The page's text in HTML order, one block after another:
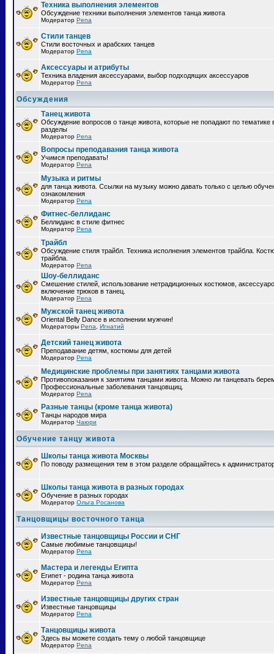
Техника выполнения элементов
Обсуждение техники выполнения элементов танца живота
Модератор Pena
Стили танцев
Стили восточных и арабских танцев
Модератор Pena
Аксессуары и атрибуты
Техника владения аксессуарами, выбор подходящих аксессуаров
Модератор Pena
Обсуждения
Танец живота
Обсуждение вопросов о танце живота, которые не попадают по тематике
разделы
Модератор Pena
Вопросы преподавания танца живота
Учимся преподавать!
Модератор Pena
Музыка и ритмы
для танца живота. Ссылки на музыку можно давать только с целью
ознакомления
Модератор Pena
Фитнес-беллиданс
Беллиданс в стиле фитнес
Модератор Pena
Трайбл
Обсуждение стиля трайбл. Техника исполнения элементов трайбла.
трайбла.
Модератор Pena
Шоу-беллиданс
Смешение стилей, использование нетрадиционных костюмов,
включение трюков в танец.
Модератор Pena
Мужской танец живота
Oriental Belly Dance в исполнении мужчин!
Модераторы Pena Игнатий
Детский танец живота
Преподавание детям, костюмы для детей
Модератор Pena
Медицинские проблемы при занятиях танцами живота
Противопоказания к занятиям танцами живота. Можно ли танцевать
Профессиональные заболевания танцовщиц.
Модератор Pena
Разные танцы (кроме танца живота)
Танцы народов мира
Модератор Чаюри
Обучение танцу живота
Школы танца живота Москвы
По поводу размещения тем в этом разделе обращайтесь к
Школы танца живота в разных городах
Обучение в разных городах
Модератор Ольга Росанова
Танцовщицы восточного танца
Известные танцовщицы России и СНГ
Самые любимые танцовщицы!
Модератор Pena
Мастера и легенды Египта
Египет - родина танца живота
Модератор Pena
Известные танцовщицы других стран
Известные танцовщицы
Модератор Pena
Танцовщицы живота
Здесь вы можете создать тему о любой танцовщице
Модератор Pena